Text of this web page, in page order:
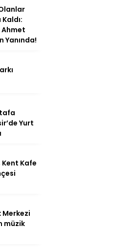
Ahmet
Yanında!
Yurt
Kent Kafe
müzik